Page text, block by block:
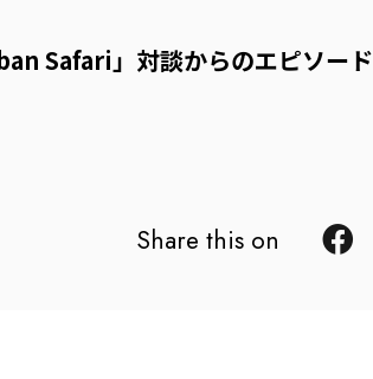
Safari」対談からのエピソード
Share this on